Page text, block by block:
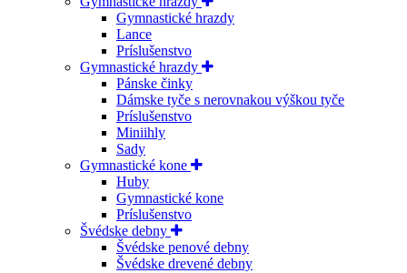
Gymnastické hrazdy
Lance
Príslušenstvo
Gymnastické hrazdy
Pánske činky
Dámske tyče s nerovnakou výškou tyče
Príslušenstvo
Miniihly
Sady
Gymnastické kone
Huby
Gymnastické kone
Príslušenstvo
Švédske debny
Švédske penové debny
Švédske drevené debny